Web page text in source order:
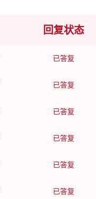
回复状态
已答复
已答复
已答复
已答复
已答复
已答复